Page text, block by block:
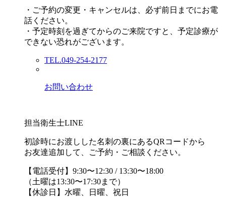
・ご予約の変更・キャンセルは、必ず前日までにお電
話ください。
・予定時刻を過ぎてからのご来院ですと、予定診療が
できない恐れがございます。
TEL.049-254-2177
お問い合わせ
担当衛生士LINE
初診時にお渡しした名刺の裏にあるQRコードから
お友達追加して、ご予約・ご相談ください。
【電話受付】9:30〜12:30 / 13:30〜18:00
（土曜は13:30〜17:30まで）
【休診日】水曜、日曜、祝日